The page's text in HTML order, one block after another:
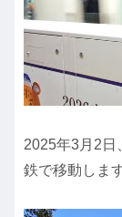
2025年3月2日
鉄で移動しま